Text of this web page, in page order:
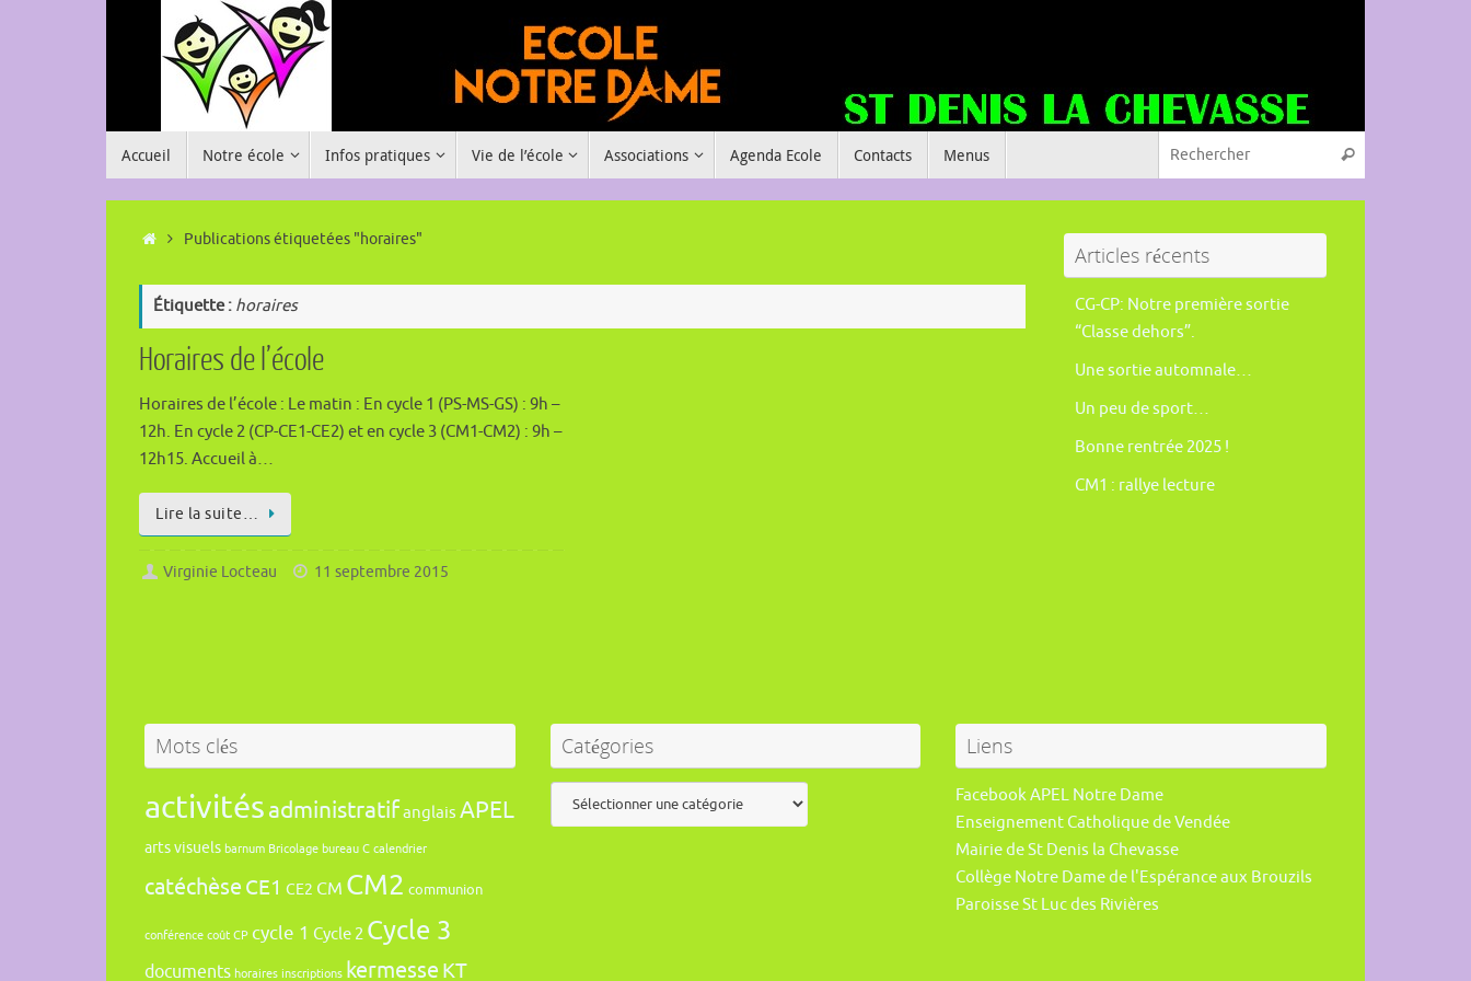
Accueil Notre école Infos pratiques Vie de l’école Associations Agenda Ecole Contacts Menus Rechercher
Accueil
Publications étiquetées "horaires"
Étiquette : horaires
Horaires de l’école
Horaires de l’école : Le matin : En cycle 1 (PS-MS-GS) : 9h –
12h. En cycle 2 (CP-CE1-CE2) et en cycle 3 (CM1-CM2) : 9h –
12h15. Accueil à…
Lire la suite…
Virginie Locteau 11 septembre 2015
Articles récents
CG-CP: Notre première sortie
“Classe dehors”.
Une sortie automnale…
Un peu de sport…
Bonne rentrée 2025 !
CM1 : rallye lecture
Mots clés
activitésadministratifanglais APEL
arts visuels barnum Bricolage bureau C calendrier
catéchèse CE1 CE2 CM CM2 communion
conférence coût CP cycle 1 Cycle 2 Cycle 3
documents horaires inscriptions kermesse KT
Catégories
Catégories
Liens
Facebook APEL Notre Dame
Enseignement Catholique de Vendée
Mairie de St Denis la Chevasse
Collège Notre Dame de l'Espérance aux Brouzils
Paroisse St Luc des Rivières